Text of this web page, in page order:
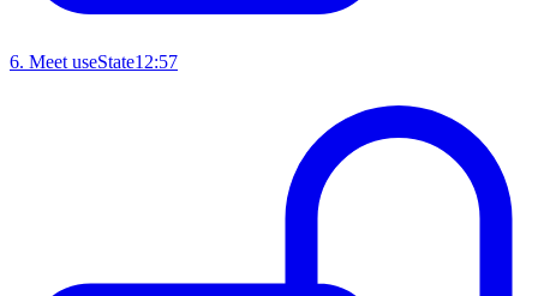
6. Meet useState12:57